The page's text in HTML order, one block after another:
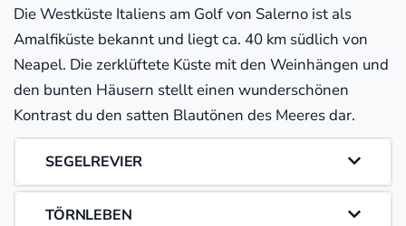
Die Westküste Italiens am Golf von Salerno ist als
Amalfiküste bekannt und liegt ca. 40 km südlich von
Neapel. Die zerklüftete Küste mit den Weinhängen und
den bunten Häusern stellt einen wunderschönen
Kontrast du den satten Blautönen des Meeres dar.
SEGELREVIER
TÖRNLEBEN